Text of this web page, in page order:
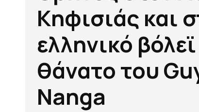
Κηφισιάς και
ελληνικό
θάνατο του
Nanga